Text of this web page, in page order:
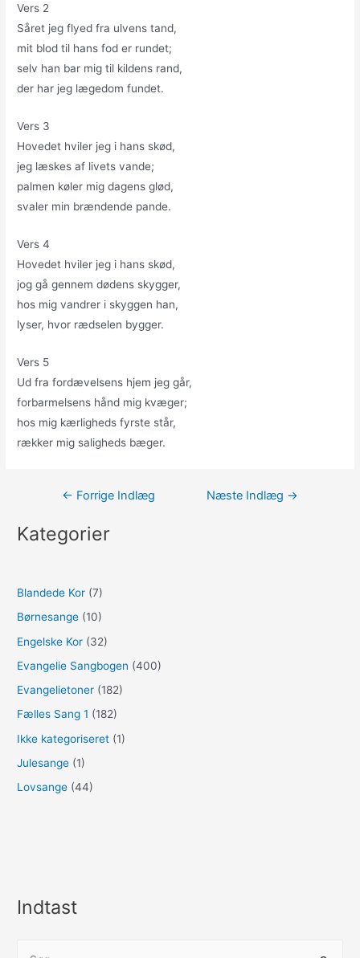
Vers 2
Såret jeg flyed fra ulvens tand,
mit blod til hans fod er rundet;
selv han bar mig til kildens rand,
der har jeg lægedom fundet.
Vers 3
Hovedet hviler jeg i hans skød,
jeg læskes af livets vande;
palmen køler mig dagens glød,
svaler min brændende pande.
Vers 4
Hovedet hviler jeg i hans skød,
jog gå gennem dødens skygger,
hos mig vandrer i skyggen han,
lyser, hvor rædselen bygger.
Vers 5
Ud fra fordævelsens hjem jeg går,
forbarmelsens hånd mig kvæger;
hos mig kærligheds fyrste står,
rækker mig saligheds bæger.
Indlægsnavigation
← Forrige Indlæg Næste Indlæg →
Kategorier
Blandede Kor (7)
Børnesange (10)
Engelske Kor (32)
Evangelie Sangbogen (400)
Evangelietoner (182)
Fælles Sang 1 (182)
Ikke kategoriseret (1)
Julesange (1)
Lovsange (44)
Indtast